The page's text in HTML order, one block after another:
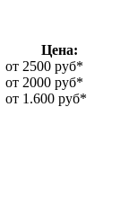
Цена:
от 2500 руб*
от 2000 руб*
от 1.600 руб*